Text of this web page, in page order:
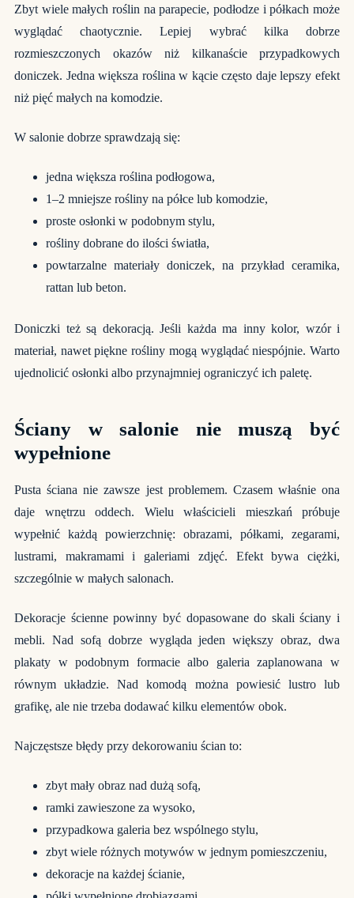
Zbyt wiele małych roślin na parapecie, podłodze i półkach może
wyglądać chaotycznie. Lepiej wybrać kilka dobrze
rozmieszczonych okazów niż kilkanaście przypadkowych
doniczek. Jedna większa roślina w kącie często daje lepszy efekt
niż pięć małych na komodzie.
W salonie dobrze sprawdzają się:
jedna większa roślina podłogowa,
1–2 mniejsze rośliny na półce lub komodzie,
proste osłonki w podobnym stylu,
rośliny dobrane do ilości światła,
powtarzalne materiały doniczek, na przykład ceramika,
rattan lub beton.
Doniczki też są dekoracją. Jeśli każda ma inny kolor, wzór i
materiał, nawet piękne rośliny mogą wyglądać niespójnie. Warto
ujednolicić osłonki albo przynajmniej ograniczyć ich paletę.
Ściany w salonie nie muszą być
wypełnione
Pusta ściana nie zawsze jest problemem. Czasem właśnie ona
daje wnętrzu oddech. Wielu właścicieli mieszkań próbuje
wypełnić każdą powierzchnię: obrazami, półkami, zegarami,
lustrami, makramami i galeriami zdjęć. Efekt bywa ciężki,
szczególnie w małych salonach.
Dekoracje ścienne powinny być dopasowane do skali ściany i
mebli. Nad sofą dobrze wygląda jeden większy obraz, dwa
plakaty w podobnym formacie albo galeria zaplanowana w
równym układzie. Nad komodą można powiesić lustro lub
grafikę, ale nie trzeba dodawać kilku elementów obok.
Najczęstsze błędy przy dekorowaniu ścian to:
zbyt mały obraz nad dużą sofą,
ramki zawieszone za wysoko,
przypadkowa galeria bez wspólnego stylu,
zbyt wiele różnych motywów w jednym pomieszczeniu,
dekoracje na każdej ścianie,